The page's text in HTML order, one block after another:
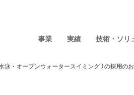
事業 実績 技術・ソリ
泳・オープンウォータースイミング ）の採用の